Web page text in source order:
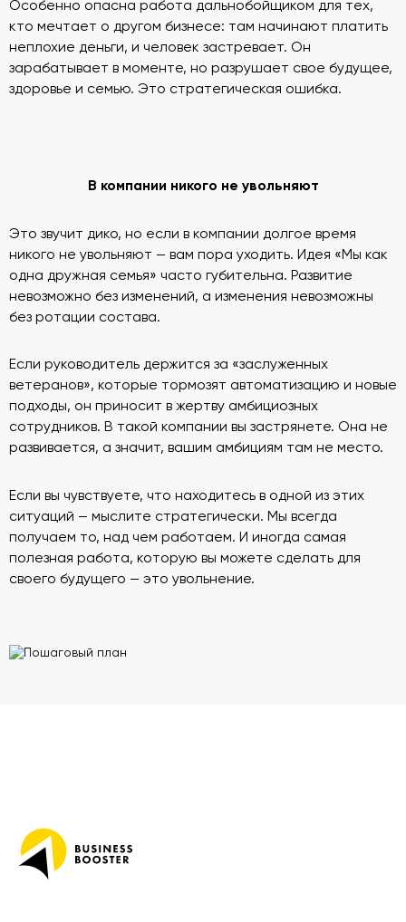
Особенно опасна работа дальнобойщиком для тех,
кто мечтает о другом бизнесе: там начинают платить
неплохие деньги, и человек застревает. Он
зарабатывает в моменте, но разрушает свое будущее,
здоровье и семью. Это стратегическая ошибка.
В компании никого не увольняют
Это звучит дико, но если в компании долгое время
никого не увольняют — вам пора уходить. Идея «Мы как
одна дружная семья» часто губительна. Развитие
невозможно без изменений, а изменения невозможны
без ротации состава.
Если руководитель держится за «заслуженных
ветеранов», которые тормозят автоматизацию и новые
подходы, он приносит в жертву амбициозных
сотрудников. В такой компании вы застрянете. Она не
развивается, а значит, вашим амбициям там не место.
Если вы чувствуете, что находитесь в одной из этих
ситуаций — мыслите стратегически. Мы всегда
получаем то, над чем работаем. И иногда самая
полезная работа, которую вы можете сделать для
своего будущего — это увольнение.